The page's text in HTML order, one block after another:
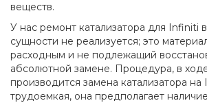
веществ.
У нас ремонт катализатора для Infiniti
сущности не реализуется; это
расходным и не подлежащий
абсолютной замене. Процедура, в
производится замена катализатора на
трудоемкая, она предполагает